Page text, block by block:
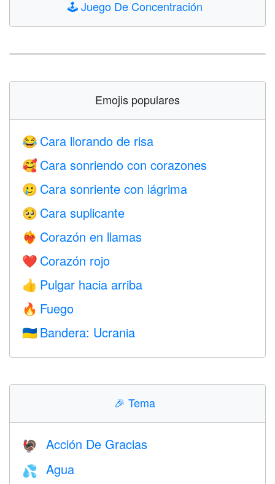
🕹️Juego De Concentración
Emojis populares
😂 Cara llorando de risa
🥰 Cara sonriendo con corazones
🥲 Cara sonriente con lágrima
🥺 Cara suplicante
❤️‍🔥 Corazón en llamas
❤️ Corazón rojo
👍 Pulgar hacia arriba
🔥 Fuego
🇺🇦 Bandera: Ucrania
🎉 Tema
🦃 Acción De Gracias
💦 Agua